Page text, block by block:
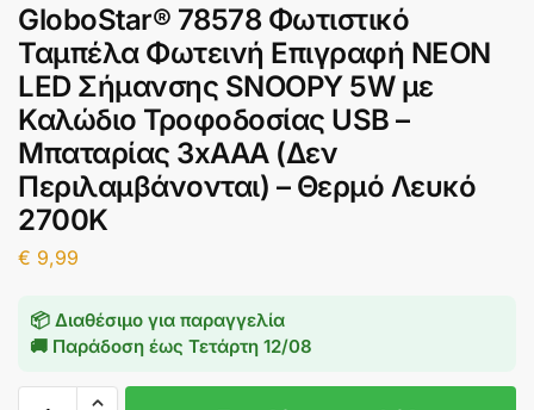
GloboStar® 78578 Φωτιστικό
Ταμπέλα Φωτεινή Επιγραφή NEON
LED Σήμανσης SNOOPY 5W με
Καλώδιο Τροφοδοσίας USB –
Μπαταρίας 3xAAA (Δεν
Περιλαμβάνονται) – Θερμό Λευκό
2700K
€ 9,99
📦 Διαθέσιμο για παραγγελία
🚚 Παράδοση έως Τετάρτη 12/08